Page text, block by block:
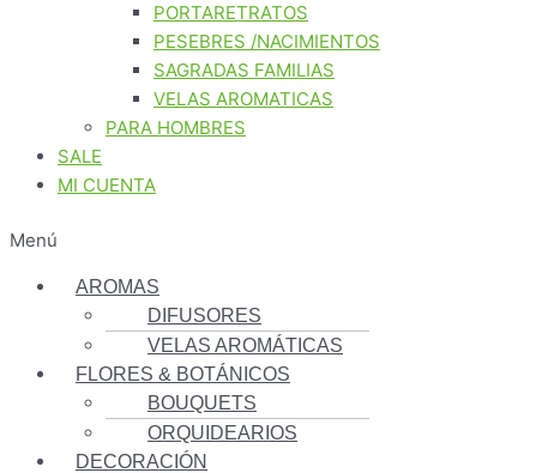
PORTARETRATOS
PESEBRES /NACIMIENTOS
SAGRADAS FAMILIAS
VELAS AROMATICAS
PARA HOMBRES
SALE
MI CUENTA
Menú
AROMAS
DIFUSORES
VELAS AROMÁTICAS
FLORES & BOTÁNICOS
BOUQUETS
ORQUIDEARIOS
DECORACIÓN